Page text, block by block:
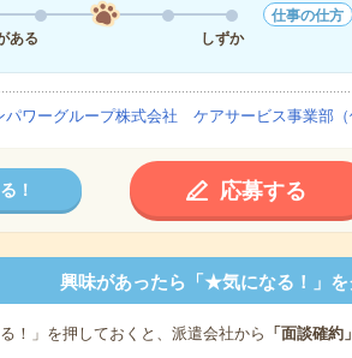
ある
しずか
仕事の仕方
パワーグループ株式会社 ケアサービス事業部（
！ 応募する
興味があったら「★気になる！」を
る！」を押しておくと、派遣会社から 「面談確約